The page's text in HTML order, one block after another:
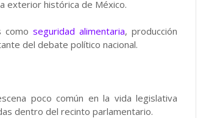
exterior histórica de México.
comoseguridad alimentaria, producción
del debate político nacional.
poco común en la vida legislativa
dentro del recinto parlamentario.